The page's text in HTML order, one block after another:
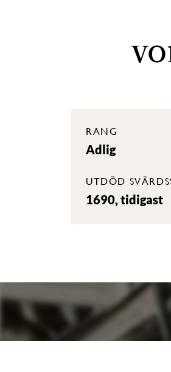
RANG
Adlig
UTDÖD
1690, tidigast